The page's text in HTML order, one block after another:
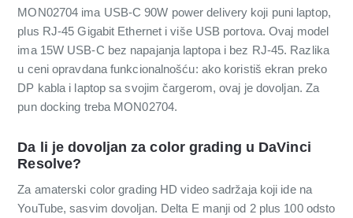
MON02704 ima USB-C 90W power delivery koji puni laptop,
plus RJ-45 Gigabit Ethernet i više USB portova. Ovaj model
ima 15W USB-C bez napajanja laptopa i bez RJ-45. Razlika
u ceni opravdana funkcionalnošću: ako koristiš ekran preko
DP kabla i laptop sa svojim čargerom, ovaj je dovoljan. Za
pun docking treba MON02704.
Da li je dovoljan za color grading u DaVinci
Resolve?
Za amaterski color grading HD video sadržaja koji ide na
YouTube, sasvim dovoljan. Delta E manji od 2 plus 100 odsto